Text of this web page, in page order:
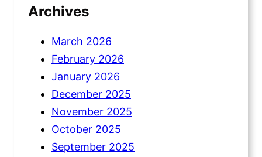
Archives
March 2026
February 2026
January 2026
December 2025
November 2025
October 2025
September 2025